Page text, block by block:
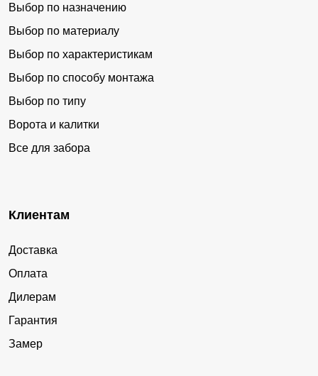
Выбор по назначению
Выбор по материалу
Выбор по характеристикам
Выбор по способу монтажа
Выбор по типу
Ворота и калитки
Все для забора
Клиентам
Доставка
Оплата
Дилерам
Гарантия
Замер